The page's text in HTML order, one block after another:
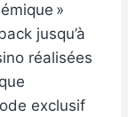
»
jusqu’à
réalisées
exclusif